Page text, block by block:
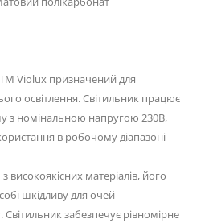
ТМ Violux призначений для
освітлення. Світильник працює
з номінальною напругою 230В,
в робочому діапазоні
високоякісних матеріалів, його
шкідливу для очей
Світильник забезпечує рівномірне